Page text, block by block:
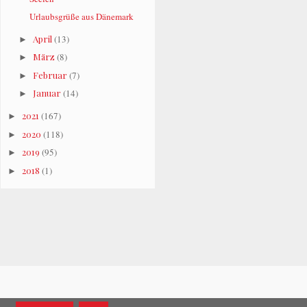
Urlaubsgrüße aus Dänemark
► April (13)
► März (8)
► Februar (7)
► Januar (14)
► 2021 (167)
► 2020 (118)
► 2019 (95)
► 2018 (1)